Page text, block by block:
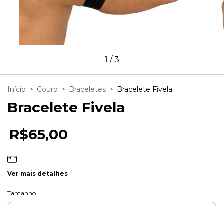
1 /3
Início > Couro > Braceletes > Bracelete Fivela
Bracelete Fivela
R$65,00
Ver mais detalhes
Tamanho